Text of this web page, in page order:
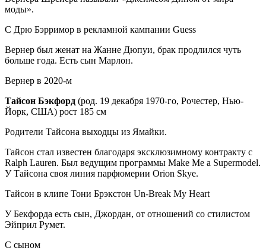
моды».
C Дрю Бэрримор в рекламной кампании Guess
Вернер был женат на Жанне Дюпуи, брак продлился чуть
больше года. Есть сын Марлон.
Вернер в 2020-м
Тайсон Бэкфорд (род. 19 декабря 1970-го, Рочестер, Нью-
Йорк, США) рост 185 см
Родители Тайсона выходцы из Ямайки.
Тайсон стал известен благодаря эксклюзимному контракту с
Ralph Lauren. Был ведущим программы Make Me a Supermodel.
У Тайсона своя линия парфюмерии Orion Skye.
Тайсон в клипе Тони Брэкстон Un-Break My Heart
У Бекфорда есть сын, Джордан, от отношений со стилистом
Эйприл Румет.
С сыном